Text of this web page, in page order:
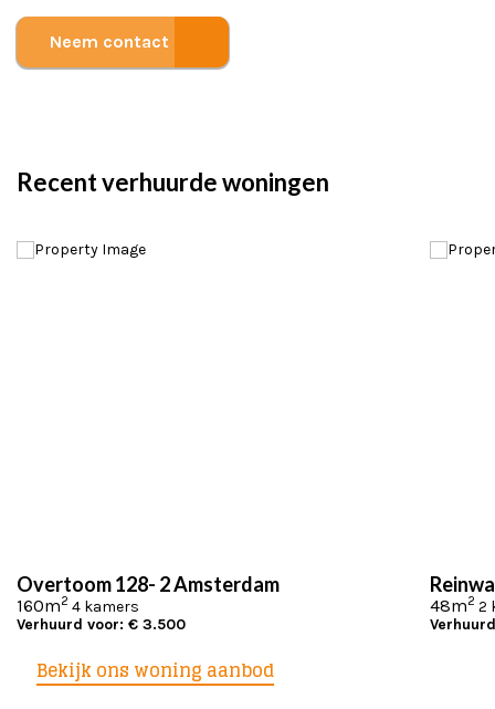
Neem contact op
Recent verhuurde woningen
Overtoom 128- 2 Amsterdam
160m2 4 kamers
Verhuurd voor: € 3.500
48m2 2
Bekijk ons woning aanbod